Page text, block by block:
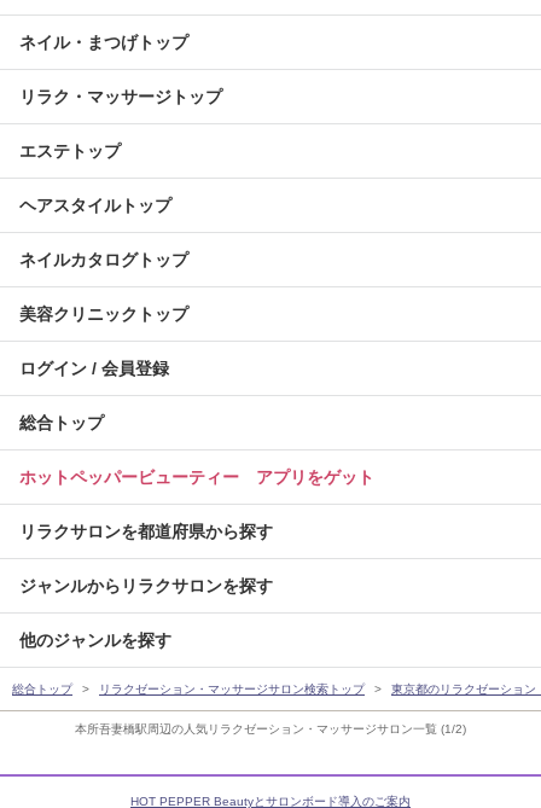
本所吾妻橋駅周辺の人気リラクゼーション・マッサージサロン一覧 (1/2)
ネイル・まつげトップ
リラク・マッサージトップ
エステトップ
ヘアスタイルトップ
ネイルカタログトップ
美容クリニックトップ
ログイン / 会員登録
総合トップ
ホットペッパービューティー アプリをゲット
リラクサロンを都道府県から探す
ジャンルからリラクサロンを探す
他のジャンルを探す
総合トップ リラクゼーション・マッサージサロン検索トップ 東京都のリラクゼーション
HOT PEPPER Beautyとサロンボード導入のご案内